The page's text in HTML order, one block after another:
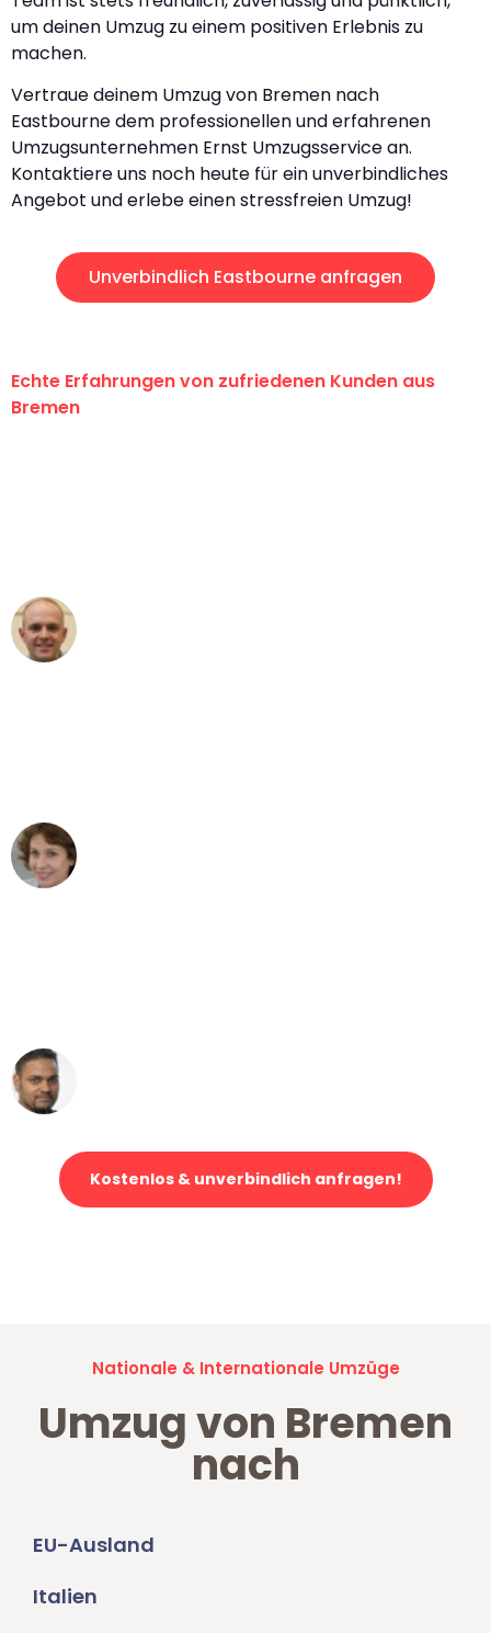
um deinen Umzug zu einem positiven Erlebnis zu
machen.
Vertraue deinem Umzug von Bremen nach
Eastbourne dem professionellen und erfahrenen
Umzugsunternehmen Ernst Umzugsservice an.
Kontaktiere uns noch heute für ein unverbindliches
Angebot und erlebe einen stressfreien Umzug!
Unverbindlich Eastbourne anfragen
Echte Erfahrungen von zufriedenen Kunden aus
Bremen
Kostenlos & unverbindlich anfragen!
Nationale & Internationale Umzüge
Umzug von Bremen
nach
EU-Ausland
Italien